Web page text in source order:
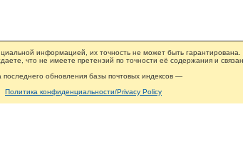
информацией, их точность не может быть гарантирована.
что не имеете претензий по точности её содержания и
последнего обновления базы почтовых индексов —
Политика конфиденциальности/Privacy Policy